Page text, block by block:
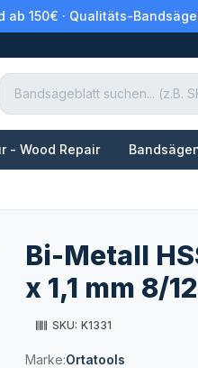
ab 150€ · Qualitäts-
- Wood Repair
Bi-Metall
x 1,1 mm 8/
SKU: K1331
Marke:Ortatools